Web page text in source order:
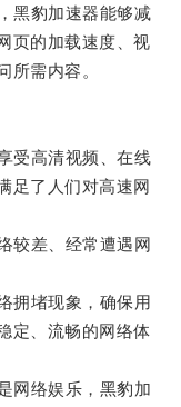
豹加速器能够减
页的加载速度、视
所需内容。
高清视频、在线
足了人们对高速网
差、经常遭遇网
堵现象，确保用
定、流畅的网络体
络娱乐，黑豹加